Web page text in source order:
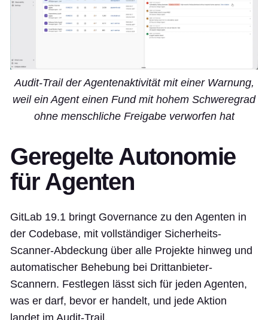
Audit-Trail der Agentenaktivität mit einer Warnung,
weil ein Agent einen Fund mit hohem Schweregrad
ohne menschliche Freigabe verworfen hat
Geregelte Autonomie
für Agenten
GitLab 19.1 bringt Governance zu den Agenten in
der Codebase, mit vollständiger Sicherheits-
Scanner-Abdeckung über alle Projekte hinweg und
automatischer Behebung bei Drittanbieter-
Scannern. Festlegen lässt sich für jeden Agenten,
was er darf, bevor er handelt, und jede Aktion